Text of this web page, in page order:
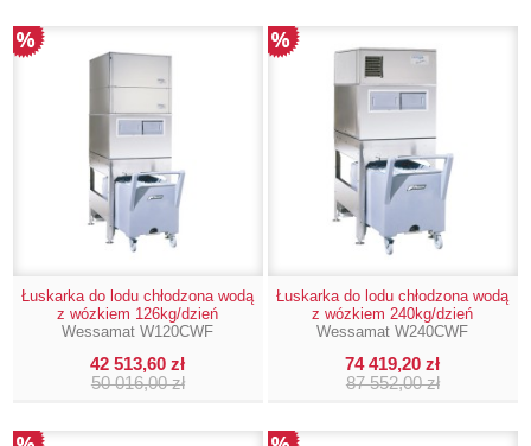
Łuskarka do lodu chłodzona wodą
z wózkiem 126kg/dzień
Wessamat W120CWF
42 513,60 zł
50 016,00 zł
Łuskarka do lodu chłodzona wodą
z wózkiem 240kg/dzień
Wessamat W240CWF
74 419,20 zł
87 552,00 zł